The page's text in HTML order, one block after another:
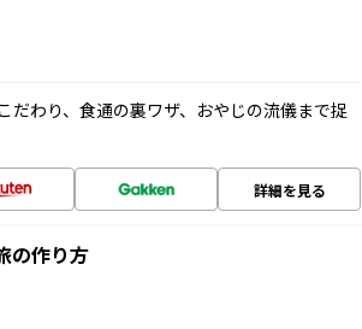
わり、食通の裏ワザ、おやじの流儀まで捉
詳細を見る
の作り方